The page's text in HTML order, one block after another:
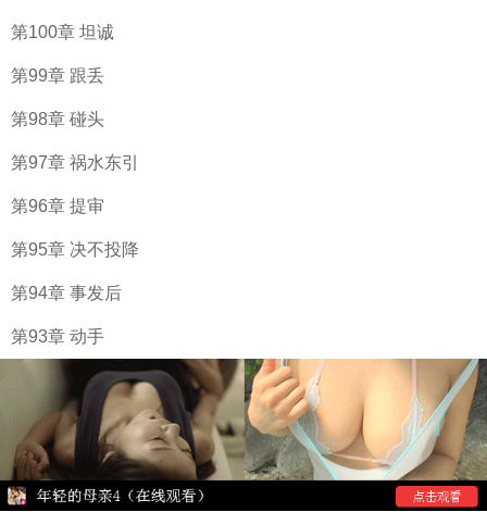
第100章 坦诚
第99章 跟丢
第98章 碰头
第97章 祸水东引
第96章 提审
第95章 决不投降
第94章 事发后
第93章 动手